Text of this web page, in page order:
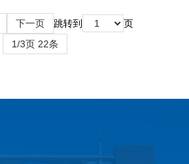
经理、量化私募投资总监，京
和AI经济学家负责人。
下一页 跳转到
页
1/3页 22条